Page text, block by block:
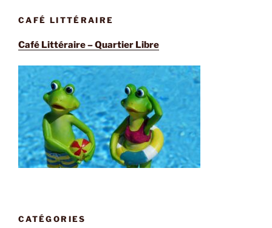
CAFÉ LITTÉRAIRE
Café Littéraire – Quartier Libre
CATÉGORIES